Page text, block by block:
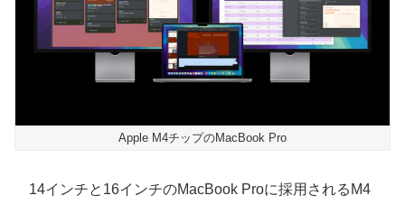
Apple M4チップのMacBook Pro
14インチと16インチのMacBook Proに採用されるM4